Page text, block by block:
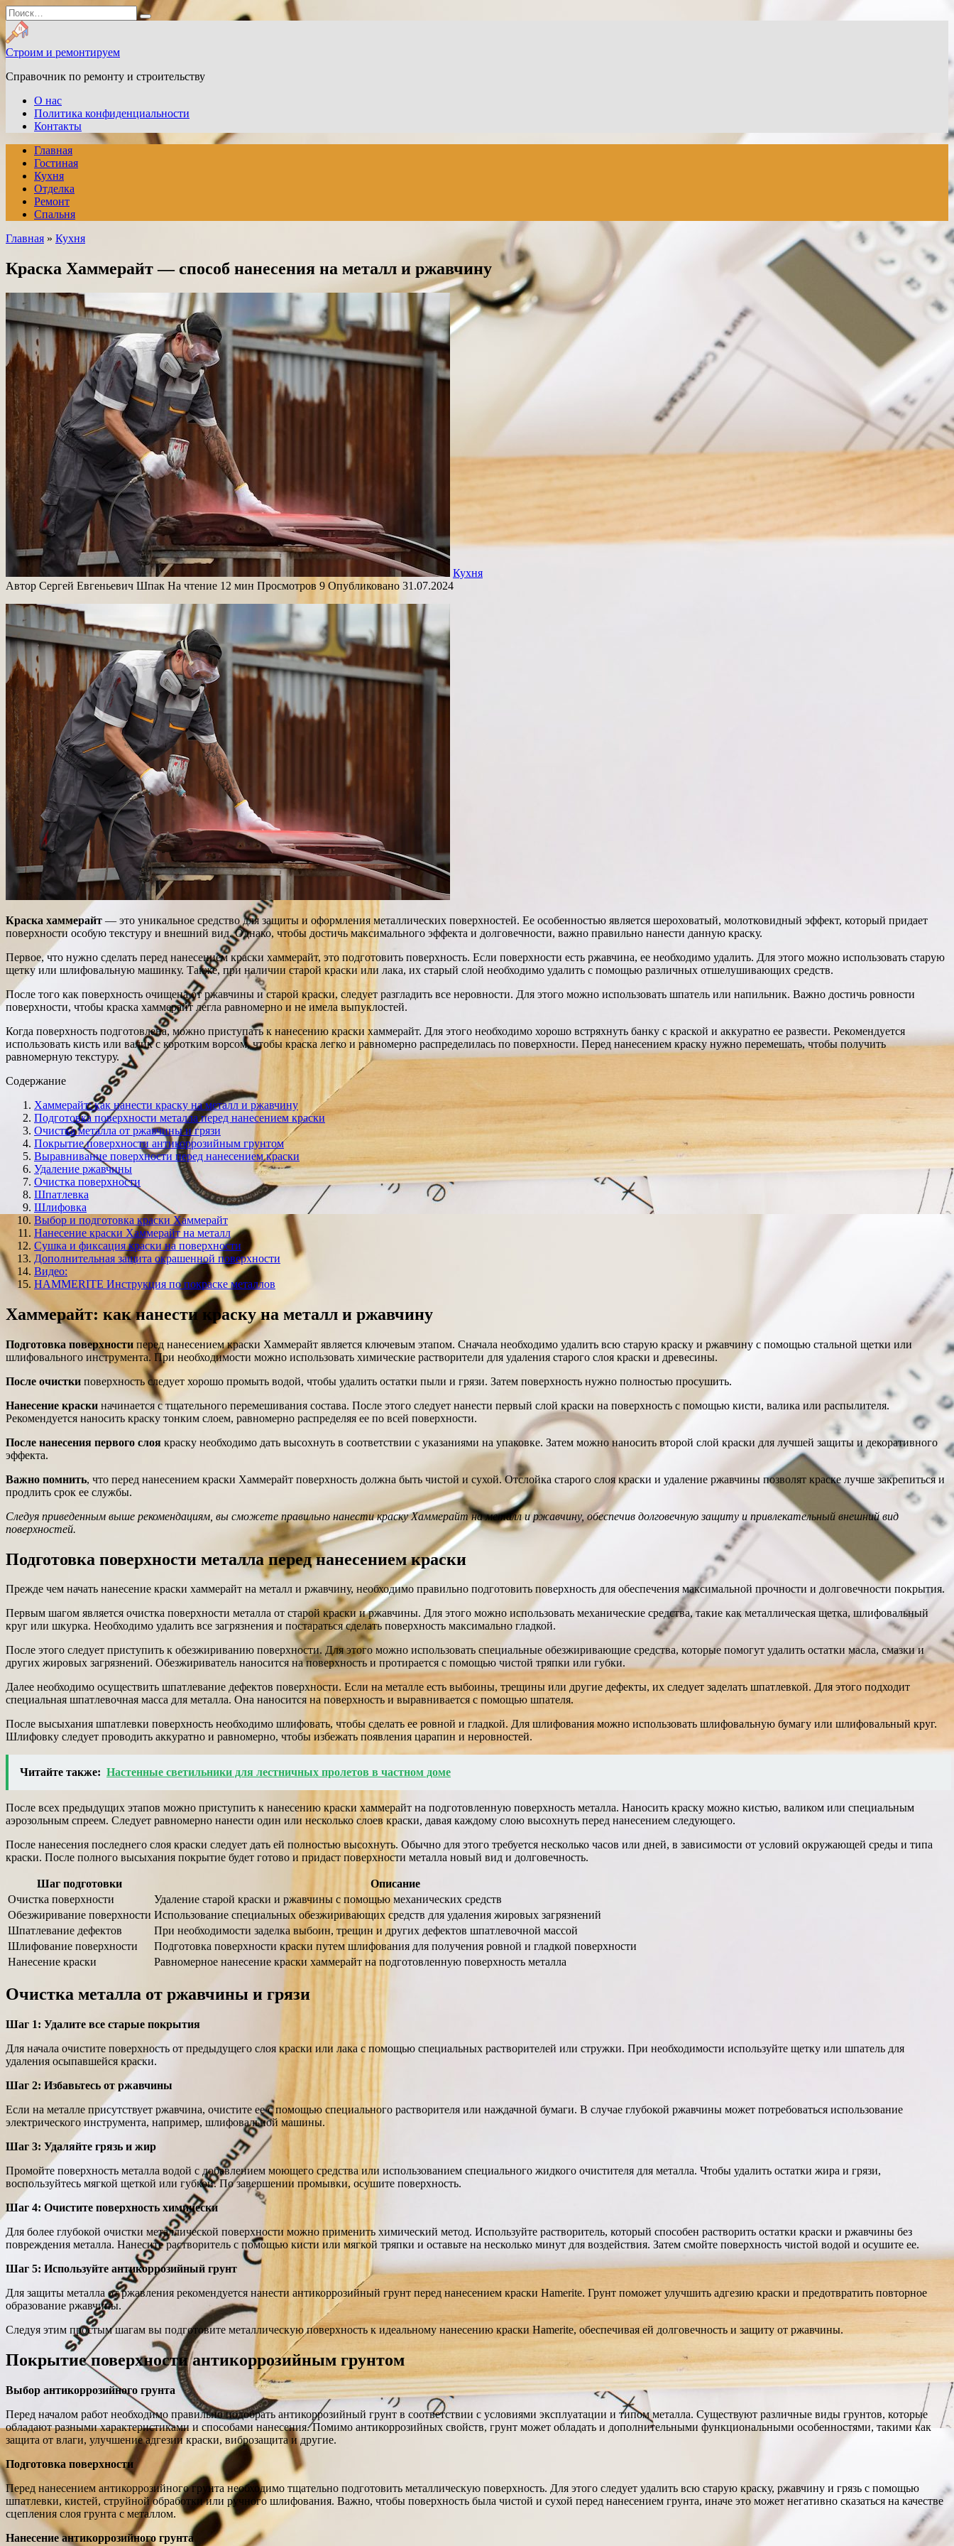
Перейти
к
содержанию
Search
for:
Строим и ремонтируем
Справочник по ремонту и строительству
О нас
Политика конфиденциальности
Контакты
Главная
Гостиная
Кухня
Отделка
Ремонт
Спальня
Главная » Кухня
Краска Хаммерайт — способ нанесения на металл и ржавчину
Кухня
Автор Сергей Евгеньевич Шпак На чтение 12 мин Просмотров 9 Опубликовано 31.07.2024
Краска хаммерайт — это уникальное средство для защиты и оформления металлических поверхностей. Ее особенностью является шероховатый, молотковидный эффект, который придает
поверхности особую текстуру и внешний вид. Однако, чтобы достичь максимального эффекта и долговечности, важно правильно нанести данную краску.
Первое, что нужно сделать перед нанесением краски хаммерайт, это подготовить поверхность. Если поверхности есть ржавчина, ее необходимо удалить. Для этого можно использовать старую
щетку или шлифовальную машинку. Также, при наличии старой краски или лака, их старый слой необходимо удалить с помощью различных отшелушивающих средств.
После того как поверхность очищена от ржавчины и старой краски, следует разгладить все неровности. Для этого можно использовать шпатель или напильник. Важно достичь ровности
поверхности, чтобы краска хаммерайт легла равномерно и не имела выпуклостей.
Когда поверхность подготовлена, можно приступать к нанесению краски хаммерайт. Для этого необходимо хорошо встряхнуть банку с краской и аккуратно ее развести. Рекомендуется
использовать кисть или валик с коротким ворсом, чтобы краска легко и равномерно распределилась по поверхности. Перед нанесением краску нужно перемешать, чтобы получить
равномерную текстуру.
Содержание
Хаммерайт: как нанести краску на металл и ржавчину
Подготовка поверхности металла перед нанесением краски
Очистка металла от ржавчины и грязи
Покрытие поверхности антикоррозийным грунтом
Выравнивание поверхности перед нанесением краски
Удаление ржавчины
Очистка поверхности
Шпатлевка
Шлифовка
Выбор и подготовка краски Хаммерайт
Нанесение краски Хаммерайт на металл
Сушка и фиксация краски на поверхности
Дополнительная защита окрашенной поверхности
Видео:
HAMMERITE Инструкция по покраске металлов
Хаммерайт: как нанести краску на металл и ржавчину
Подготовка поверхности перед нанесением краски Хаммерайт является ключевым этапом. Сначала необходимо удалить всю старую краску и ржавчину с помощью стальной щетки или
шлифовального инструмента. При необходимости можно использовать химические растворители для удаления старого слоя краски и древесины.
После очистки поверхность следует хорошо промыть водой, чтобы удалить остатки пыли и грязи. Затем поверхность нужно полностью просушить.
Нанесение краски начинается с тщательного перемешивания состава. После этого следует нанести первый слой краски на поверхность с помощью кисти, валика или распылителя.
Рекомендуется наносить краску тонким слоем, равномерно распределяя ее по всей поверхности.
После нанесения первого слоя краску необходимо дать высохнуть в соответствии с указаниями на упаковке. Затем можно наносить второй слой краски для лучшей защиты и декоративного
эффекта.
Важно помнить, что перед нанесением краски Хаммерайт поверхность должна быть чистой и сухой. Отслойка старого слоя краски и удаление ржавчины позволят краске лучше закрепиться и
продлить срок ее службы.
Следуя приведенным выше рекомендациям, вы сможете правильно нанести краску Хаммерайт на металл и ржавчину, обеспечив долговечную защиту и привлекательный внешний вид
поверхностей.
Подготовка поверхности металла перед нанесением краски
Прежде чем начать нанесение краски хаммерайт на металл и ржавчину, необходимо правильно подготовить поверхность для обеспечения максимальной прочности и долговечности покрытия.
Первым шагом является очистка поверхности металла от старой краски и ржавчины. Для этого можно использовать механические средства, такие как металлическая щетка, шлифовальный
круг или шкурка. Необходимо удалить все загрязнения и постараться сделать поверхность максимально гладкой.
После этого следует приступить к обезжириванию поверхности. Для этого можно использовать специальные обезжиривающие средства, которые помогут удалить остатки масла, смазки и
других жировых загрязнений. Обезжириватель наносится на поверхность и протирается с помощью чистой тряпки или губки.
Далее необходимо осуществить шпатлевание дефектов поверхности. Если на металле есть выбоины, трещины или другие дефекты, их следует заделать шпатлевкой. Для этого подходит
специальная шпатлевочная масса для металла. Она наносится на поверхность и выравнивается с помощью шпателя.
После высыхания шпатлевки поверхность необходимо шлифовать, чтобы сделать ее ровной и гладкой. Для шлифования можно использовать шлифовальную бумагу или шлифовальный круг.
Шлифовку следует проводить аккуратно и равномерно, чтобы избежать появления царапин и неровностей.
Читайте также: Настенные светильники для лестничных пролетов в частном доме
После всех предыдущих этапов можно приступить к нанесению краски хаммерайт на подготовленную поверхность металла. Наносить краску можно кистью, валиком или специальным
аэрозольным спреем. Следует равномерно нанести один или несколько слоев краски, давая каждому слою высохнуть перед нанесением следующего.
После нанесения последнего слоя краски следует дать ей полностью высохнуть. Обычно для этого требуется несколько часов или дней, в зависимости от условий окружающей среды и типа
краски. После полного высыхания покрытие будет готово и придаст поверхности металла новый вид и долговечность.
Шаг подготовки
Описание
Очистка поверхности
Удаление старой краски и ржавчины с помощью механических средств
Обезжиривание поверхности Использование специальных обезжиривающих средств для удаления жировых загрязнений
Шпатлевание дефектов
При необходимости заделка выбоин, трещин и других дефектов шпатлевочной массой
Шлифование поверхности
Подготовка поверхности краски путем шлифования для получения ровной и гладкой поверхности
Нанесение краски
Равномерное нанесение краски хаммерайт на подготовленную поверхность металла
Очистка металла от ржавчины и грязи
Шаг 1: Удалите все старые покрытия
Для начала очистите поверхность от предыдущего слоя краски или лака с помощью специальных растворителей или стружки. При необходимости используйте щетку или шпатель для
удаления осыпавшейся краски.
Шаг 2: Избавьтесь от ржавчины
Если на металле присутствует ржавчина, очистите ее с помощью специального растворителя или наждачной бумаги. В случае глубокой ржавчины может потребоваться использование
электрического инструмента, например, шлифовальной машины.
Шаг 3: Удаляйте грязь и жир
Промойте поверхность металла водой с добавлением моющего средства или использованием специального жидкого очистителя для металла. Чтобы удалить остатки жира и грязи,
воспользуйтесь мягкой щеткой или губкой. По завершении промывки, осушите поверхность.
Шаг 4: Очистите поверхность химически
Для более глубокой очистки металлической поверхности можно применить химический метод. Используйте растворитель, который способен растворить остатки краски и ржавчины без
повреждения металла. Нанесите растворитель с помощью кисти или мягкой тряпки и оставьте на несколько минут для воздействия. Затем смойте поверхность чистой водой и осушите ее.
Шаг 5: Используйте антикоррозийный грунт
Для защиты металла от ржавления рекомендуется нанести антикоррозийный грунт перед нанесением краски Hamerite. Грунт поможет улучшить адгезию краски и предотвратить повторное
образование ржавчины.
Следуя этим простым шагам вы подготовите металлическую поверхность к идеальному нанесению краски Hamerite, обеспечивая ей долговечность и защиту от ржавчины.
Покрытие поверхности антикоррозийным грунтом
Выбор антикоррозийного грунта
Перед началом работ необходимо правильно подобрать антикоррозийный грунт в соответствии с условиями эксплуатации и типом металла. Существуют различные виды грунтов, которые
обладают разными характеристиками и способами нанесения. Помимо антикоррозийных свойств, грунт может обладать и дополнительными функциональными особенностями, такими как
защита от влаги, улучшение адгезии краски, виброзащита и другие.
Подготовка поверхности
Перед нанесением антикоррозийного грунта необходимо тщательно подготовить металлическую поверхность. Для этого следует удалить всю старую краску, ржавчину и грязь с помощью
шпатлевки, кистей, струйной обработки или ручного шлифования. Важно, чтобы поверхность была чистой и сухой перед нанесением грунта, иначе это может негативно сказаться на качестве
сцепления слоя грунта с металлом.
Нанесение антикоррозийного грунта